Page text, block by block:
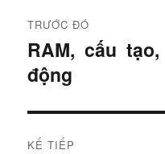
i
ề
u
h
TRƯỚC ĐÓ
B
à
t
r
RAM, cấu
động
KẾ TIẾP